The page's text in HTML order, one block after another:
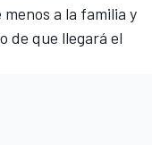
a la familia y
de que llegará el